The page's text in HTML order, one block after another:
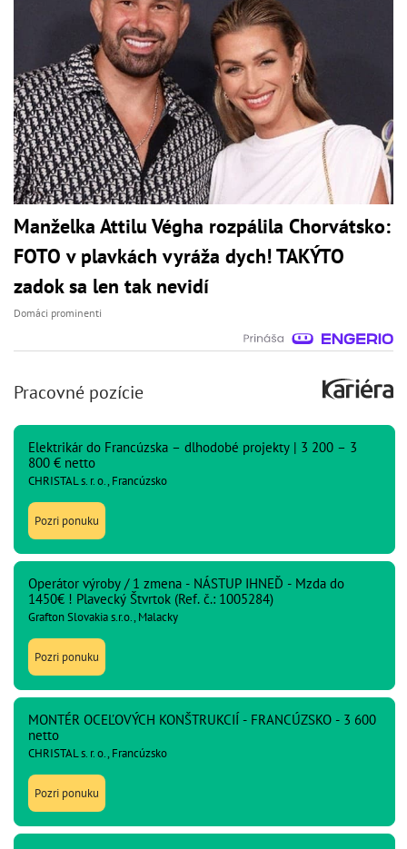
Manželka Attilu Végha rozpálila Chorvátsko:
FOTO v plavkách vyráža dych! TAKÝTO
zadok sa len tak nevidí
Domáci prominenti
Pracovné pozície
Elektrikár do Francúzska – dlhodobé projekty | 3 200 – 3
800 € netto
CHRISTAL s. r. o., Francúzsko
Pozri ponuku
Operátor výroby / 1 zmena - NÁSTUP IHNEĎ - Mzda do
1450€ ! Plavecký Štvrtok (Ref. č.: 1005284)
Grafton Slovakia s.r.o., Malacky
Pozri ponuku
MONTÉR OCEĽOVÝCH KONŠTRUKCIÍ - FRANCÚZSKO - 3 600
netto
CHRISTAL s. r. o., Francúzsko
Pozri ponuku